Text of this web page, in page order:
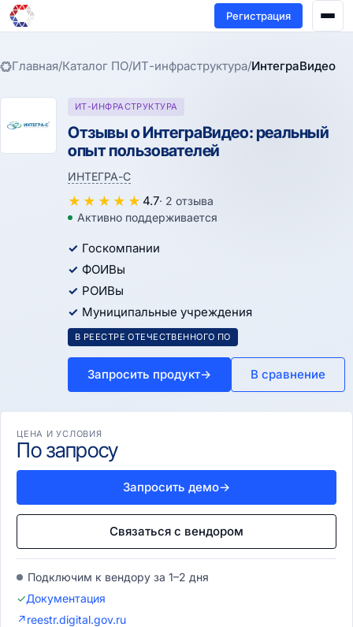
Регистрация
Главная/Каталог ПО/ИТ-инфраструктура/ИнтеграВидео
ИТ-ИНФРАСТРУКТУРА
Отзывы о ИнтеграВидео: реальный
опыт пользователей
ИНТЕГРА-С
★ ★ ★ ★ ★ 4.7· 2 отзыва
Активно поддерживается
Госкомпании
ФОИВы
РОИВы
Муниципальные учреждения
В РЕЕСТРЕ ОТЕЧЕСТВЕННОГО ПО
Запросить продукт→ В сравнение
ЦЕНА И УСЛОВИЯ
По запросу
Запросить демо→
Связаться с вендором
Подключим к вендору за 1–2 дня
✓Документация
↗reestr.digital.gov.ru